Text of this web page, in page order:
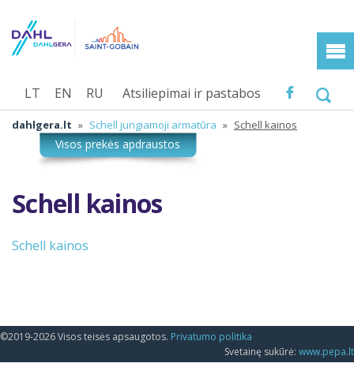
Atsiliepimai ir pastabos
LT EN RU
dahlgera.lt » Schell jungiamoji armatūra » Schell kainos
Schell kainos
Schell kainos
©2019-2026 Visos teisės apsaugotos. Privatumo politika
Svetainę sukūrė: www.pepa.lt